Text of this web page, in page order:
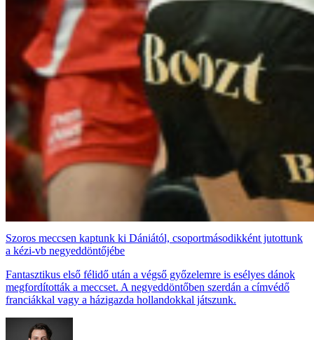
Szoros meccsen kaptunk ki Dániától, csoportmásodikként jutottunk
a kézi-vb negyeddöntőjébe
Fantasztikus első félidő után a végső győzelemre is esélyes dánok
megfordították a meccset. A negyeddöntőben szerdán a címvédő
franciákkal vagy a házigazda hollandokkal játszunk.